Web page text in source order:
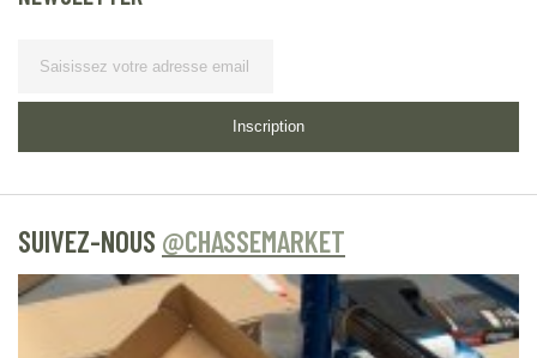
Inscription
SUIVEZ-NOUS @CHASSEMARKET